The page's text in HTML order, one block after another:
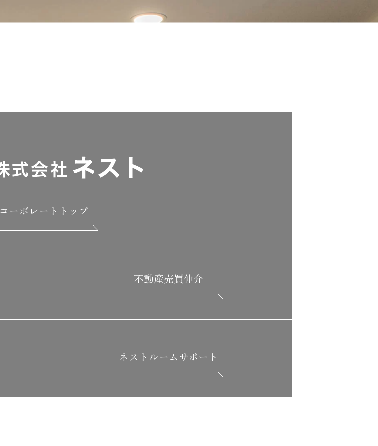
コーポレートトップ
不動産売買仲介
ネストルームサポート